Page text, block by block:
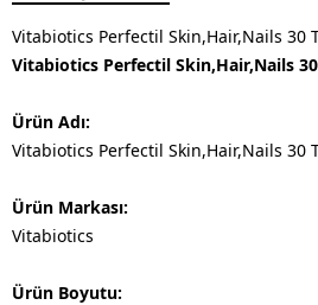
Vitabiotics Perfectil Skin,Hair,Nails 30
Vitabiotics Perfectil Skin,Hair,Nails
Ürün Adı:
Vitabiotics Perfectil Skin,Hair,Nails 30
Ürün Markası:
Vitabiotics
Ürün Boyutu: